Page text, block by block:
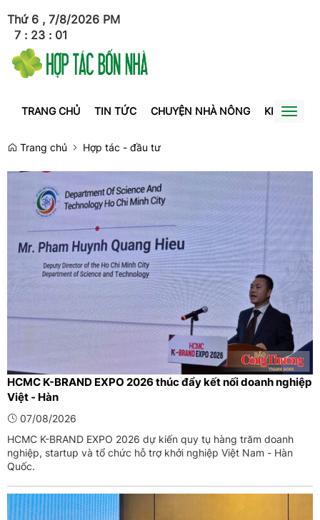
Thứ 6 , 7/8/2026
7 : 23 : 02
PM
TRANG CHỦ TIN TỨC CHUYỆN NHÀ NÔNG KINH TẾToggle
Trang chủ
Hợp tác - đầu tư
HCMC K-BRAND EXPO 2026 thúc đẩy kết nối doanh nghiệp
Việt - Hàn
07/08/2026
HCMC K-BRAND EXPO 2026 dự kiến quy tụ hàng trăm doanh
nghiệp, startup và tổ chức hỗ trợ khởi nghiệp Việt Nam - Hàn
Quốc.